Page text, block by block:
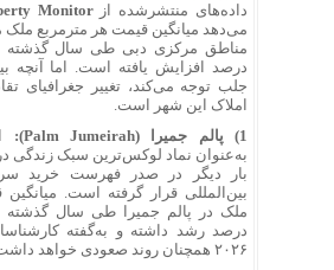
داده‌های منتشرشده ازMonitor
می‌دهد میانگین قیمت هر مترمربع
درصد افزایش یافته است. اما آنچه
جلب توجه می‌کند، تغییر جغرافیای
املاک این شهر است.
1) پالم جمیرا (Palm Jumeirah):
به‌عنوان نماد لوکس‌ترین سبک زندگی در
بار دیگر در صدر فهرست خرید
بین‌المللی قرار گرفته است.
درصد رشد داشته و به‌گفته
۲۰۲۶ همچنان روند صعودی خواهد داشت.